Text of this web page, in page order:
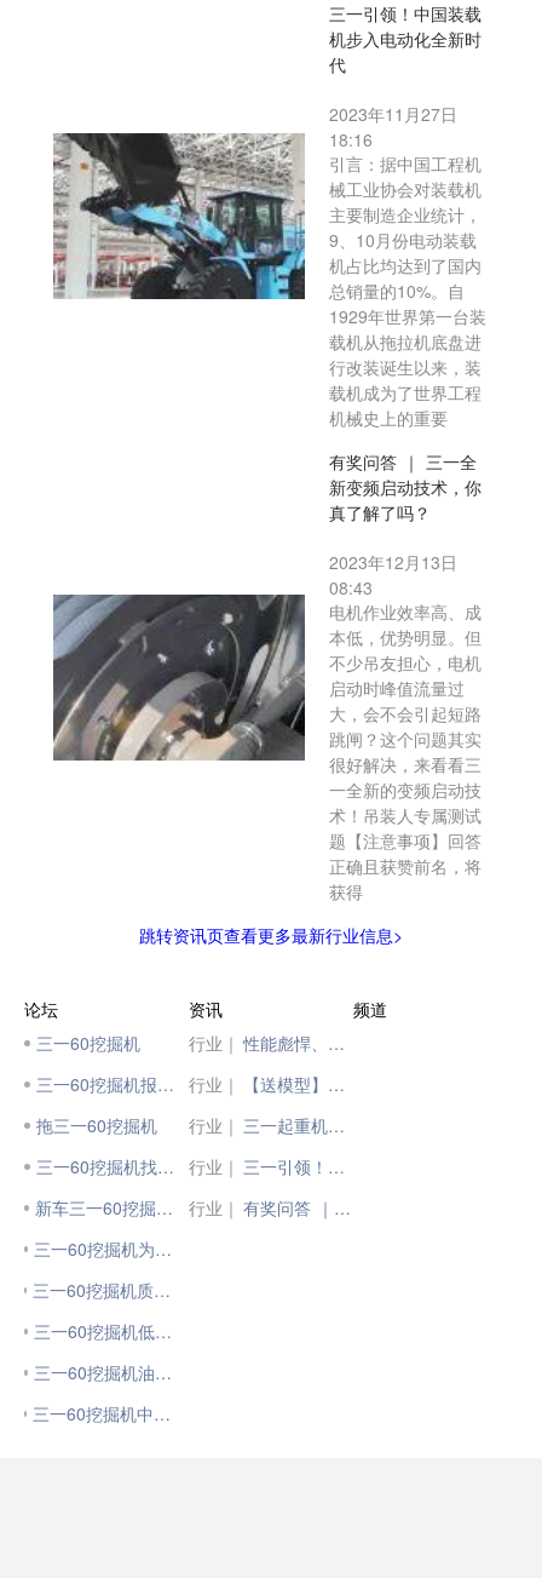
三一引领！中国装载
机步入电动化全新时
代
2023年11月27日
18:16
引言：据中国工程机
械工业协会对装载机
主要制造企业统计，
9、10月份电动装载
机占比均达到了国内
总销量的10%。自
1929年世界第一台装
载机从拖拉机底盘进
行改装诞生以来，装
载机成为了世界工程
机械史上的重要
有奖问答 ｜ 三一全
新变频启动技术，你
真了解了吗？
2023年12月13日
08:43
电机作业效率高、成
本低，优势明显。但
不少吊友担心，电机
启动时峰值流量过
大，会不会引起短路
跳闸？这个问题其实
很好解决，来看看三
一全新的变频启动技
术！吊装人专属测试
题【注意事项】回答
正确且获赞前名，将
获得
跳转资讯页查看更多最新行业信息>
论坛
三一60挖掘机
三一60挖掘机报警！
拖三一60挖掘机
三一60挖掘机找活干
新车三一60挖掘机出租
三一60挖掘机为什么动作那么软？
三一60挖掘机质量怎么样？价格多少合适买？
三一60挖掘机低价转让 需要的电话
三一60挖掘机油门乱了，怎么标定
三一60挖掘机中臂偶尔有点微停顿怎么回事啊？
资讯
行业｜
性能彪悍、走位灵活、效率出众......三一600吨，永恒的经典！
行业｜
【送模型】三一全新积木模型来啦！
行业｜
三一起重机：未来新动力，智慧功成家APP全新上线！
行业｜
三一引领！中国装载机步入电动化全新时代
行业｜
有奖问答 ｜ 三一全新变频启动技术，你真了解了吗？
频道